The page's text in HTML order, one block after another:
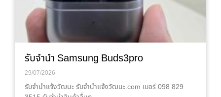
รับจำนำ Samsung Buds3pro
29/07/2026
รับจํานําแจ้งวัฒนะ รับจํานําแจ้งวัฒนะ.com เบอร์ 098 829